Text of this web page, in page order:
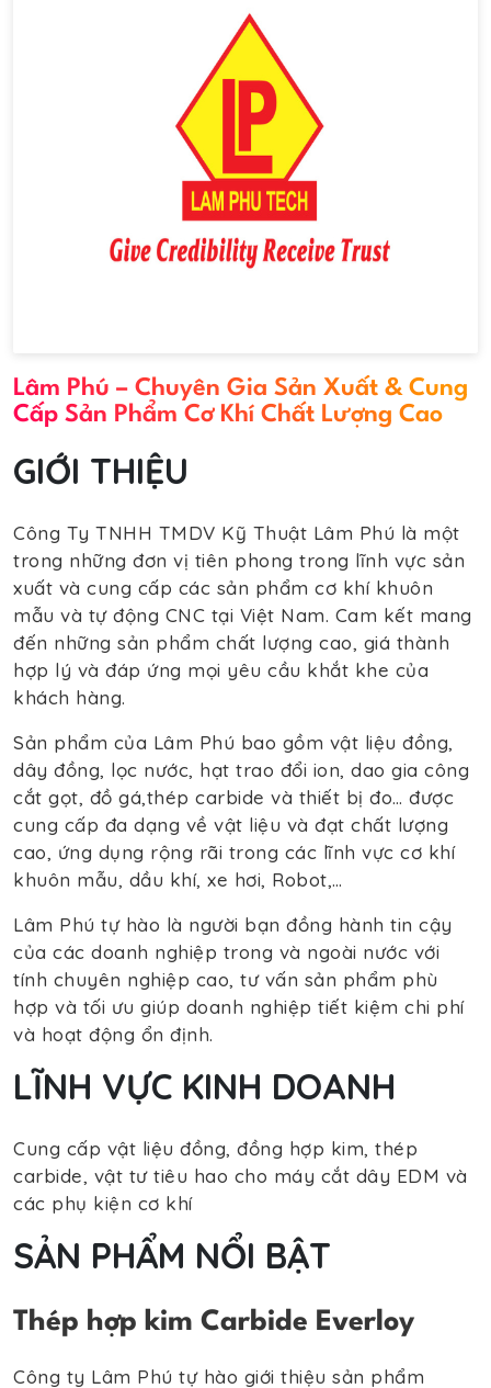
Lâm Phú – Chuyên Gia Sản Xuất & Cung
Cấp Sản Phẩm Cơ Khí Chất Lượng Cao
GIỚI THIỆU
Công Ty TNHH TMDV Kỹ Thuật Lâm Phú là một
trong những đơn vị tiên phong trong lĩnh vực sản
xuất và cung cấp các sản phẩm cơ khí khuôn
mẫu và tự động CNC tại Việt Nam. Cam kết mang
đến những sản phẩm chất lượng cao, giá thành
hợp lý và đáp ứng mọi yêu cầu khắt khe của
khách hàng.
Sản phẩm của Lâm Phú bao gồm vật liệu đồng,
dây đồng, lọc nước, hạt trao đổi ion, dao gia công
cắt gọt, đồ gá,thép carbide và thiết bị đo… được
cung cấp đa dạng về vật liệu và đạt chất lượng
cao, ứng dụng rộng rãi trong các lĩnh vực cơ khí
khuôn mẫu, dầu khí, xe hơi, Robot,…
Lâm Phú tự hào là người bạn đồng hành tin cậy
của các doanh nghiệp trong và ngoài nước với
tính chuyên nghiệp cao, tư vấn sản phẩm phù
hợp và tối ưu giúp doanh nghiệp tiết kiệm chi phí
và hoạt động ổn định.
LĨNH VỰC KINH DOANH
Cung cấp vật liệu đồng, đồng hợp kim, thép
carbide, vật tư tiêu hao cho máy cắt dây EDM và
các phụ kiện cơ khí
SẢN PHẨM NỔI BẬT
Thép hợp kim Carbide Everloy
Công ty Lâm Phú tự hào giới thiệu sản phẩm